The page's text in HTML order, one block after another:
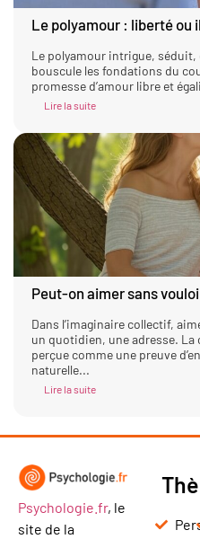
Le polyamour : liberté ou
Le polyamour intrigue,
bouscule les fondations du
promesse d’amour libre et
Lire la suite
Peut-on aimer sans
Dans l’imaginaire collectif,
un quotidien, une adresse.
perçue comme une preuve
naturelle...
Lire la suite
Psychologie.fr, le
site de la